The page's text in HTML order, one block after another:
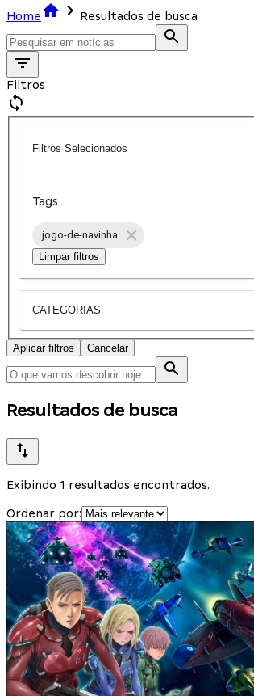
Home
Resultados de busca
Filtros
Filtros Selecionados
Tags
jogo-de-navinha
Limpar filtros
CATEGORIAS
Aplicar filtros Cancelar
Resultados de busca
Exibindo 1 resultados encontrados.
Ordenar por: